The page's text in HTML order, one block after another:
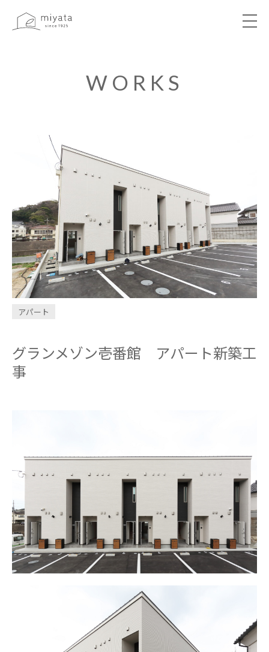
WORKS
VOICE
LIBRARY
COMPANY
INVESTMENT
CONDOMINIUM
design casa
お電話はこちら
WORKS
アパート
グランメゾン壱番館 アパート新築工
事